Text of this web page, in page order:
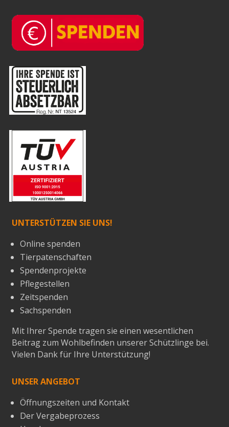
UNTERSTÜTZEN SIE UNS!
Online spenden
Tierpatenschaften
Spendenprojekte
Pflegestellen
Zeitspenden
Sachspenden
Mit Ihrer Spende tragen sie einen wesentlichen
Beitrag zum Wohlbefinden unserer Schützlinge bei.
Vielen Dank für Ihre Unterstützung!
UNSER ANGEBOT
Öffnungszeiten und Kontakt
Der Vergabeprozess